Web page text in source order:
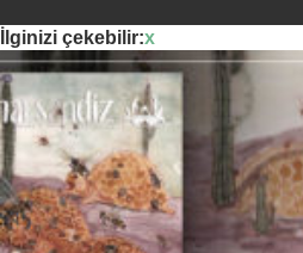
İlginizi çekebilir:x